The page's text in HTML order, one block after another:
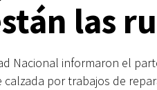
las
Nacional informaron el
calzada por trabajos de